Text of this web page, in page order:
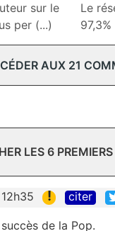
sur le
per (...)
Le
AUX 21
LES 6
! citer
de la Pop.